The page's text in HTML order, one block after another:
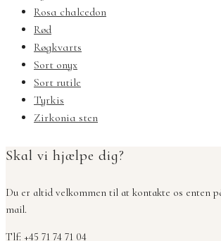
Rosa chalcedon
Rød
Røgkvarts
Sort onyx
Sort rutile
Tyrkis
Zirkonia sten
Skal vi hjælpe dig?
Du er altid velkommen til at kontakte os enten
mail.
Tlf: +45 71 74 71 04